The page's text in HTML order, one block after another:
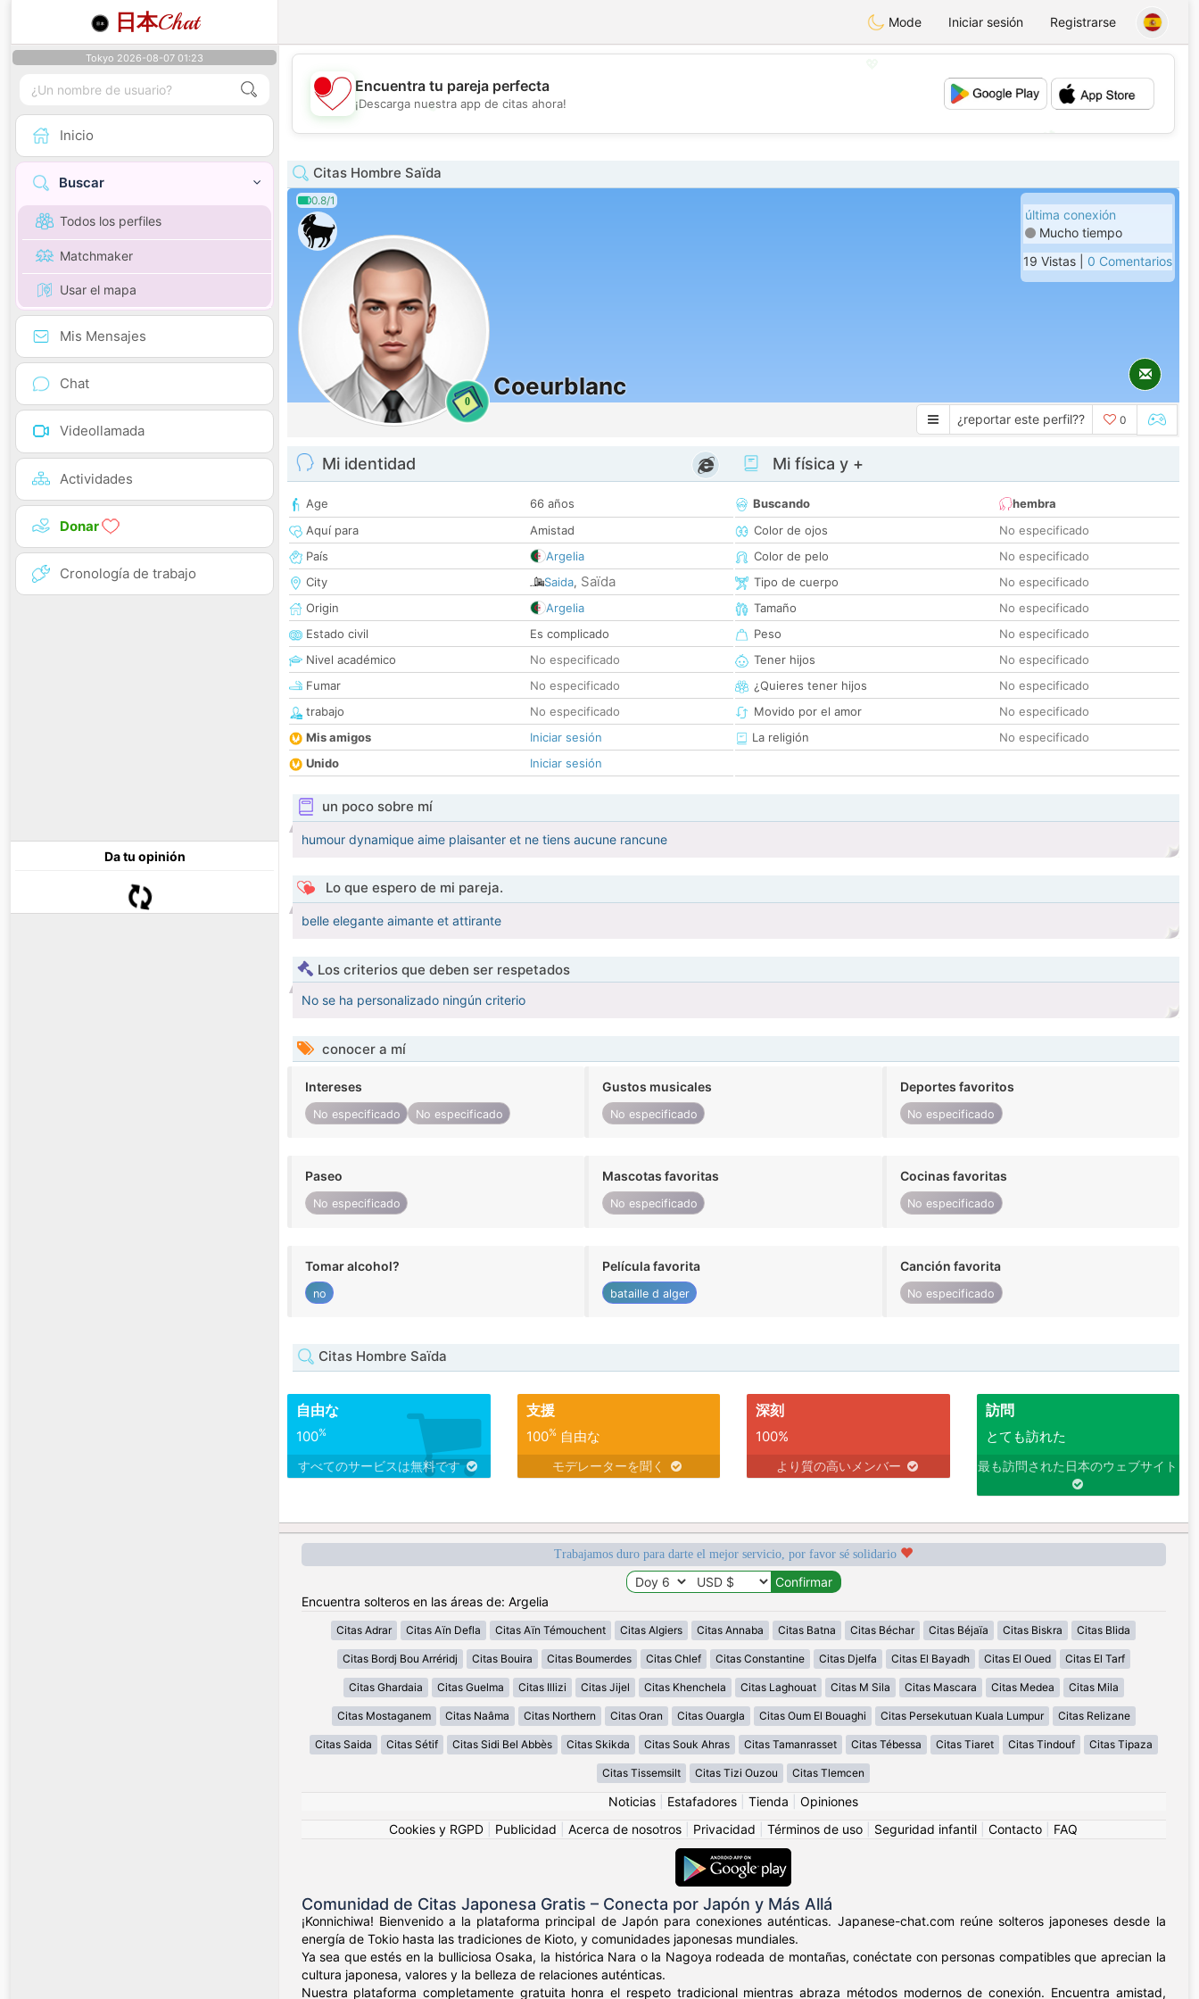
日本Chat Mode Iniciar sesión Registrarse
Tokyo 2026-08-07 01:23
Inicio
Buscar
Todos los perfiles
Matchmaker
Usar el mapa
Mis Mensajes
Chat
Videollamada
Actividades
Donar
Cronología de trabajo
Da tu opinión
💖
💕
Encuentra tu pareja perfecta
¡Descarga nuestra app de citas ahora!
Citas Hombre Saïda
0.8/1
0
Coeurblanc
última conexión
Mucho tiempo
19 Vistas | 0 Comentarios
¿reportar este perfil?? 0
Mi identidad
Age
66 años
Aquí para
Amistad
País
Argelia
City
Saida, Saïda
Origin
Argelia
Estado civil
Es complicado
Nivel académico
No especificado
Fumar
No especificado
trabajo
No especificado
Mis amigos
Iniciar sesión
Unido
Iniciar sesión
Mi física y +
Buscando
hembra
Color de ojos
No especificado
Color de pelo
No especificado
Tipo de cuerpo
No especificado
Tamaño
No especificado
Peso
No especificado
Tener hijos
No especificado
¿Quieres tener hijos
No especificado
Movido por el amor
No especificado
La religión
No especificado
un poco sobre mí
humour dynamique aime plaisanter et ne tiens aucune rancune
Lo que espero de mi pareja.
belle elegante aimante et attirante
Los criterios que deben ser respetados
No se ha personalizado ningún criterio
conocer a mí
Intereses
No especificado No especificado
Gustos musicales
No especificado
Deportes favoritos
No especificado
Paseo
No especificado
Mascotas favoritas
No especificado
Cocinas favoritas
No especificado
Tomar alcohol?
no
Película favorita
bataille d alger
Canción favorita
No especificado
Citas Hombre Saïda
自由な
100%
すべてのサービスは無料です
支援
100%自由な
モデレーターを聞く
深刻
100%
より質の高いメンバー
訪問
とても訪れた
最も訪問された日本のウェブサイト
Trabajamos duro para darte el mejor servicio, por favor sé solidario
Encuentra solteros en las áreas de: Argelia
Citas Adrar Citas Aïn Defla Citas Aïn Témouchent Citas Algiers Citas Annaba Citas Batna Citas Béchar Citas Béjaïa Citas Biskra Citas Blida
Citas Bordj Bou Arréridj Citas Bouira Citas Boumerdes Citas Chlef Citas Constantine Citas Djelfa Citas El Bayadh Citas El Oued Citas El Tarf
Citas Ghardaia Citas Guelma Citas Illizi Citas Jijel Citas Khenchela Citas Laghouat Citas M Sila Citas Mascara Citas Medea Citas Mila
Citas Mostaganem Citas Naâma Citas Northern Citas Oran Citas Ouargla Citas Oum El Bouaghi Citas Persekutuan Kuala Lumpur Citas Relizane
Citas Saida Citas Sétif Citas Sidi Bel Abbès Citas Skikda Citas Souk Ahras Citas Tamanrasset Citas Tébessa Citas Tiaret Citas Tindouf Citas Tipaza
Citas Tissemsilt Citas Tizi Ouzou Citas Tlemcen
Noticias Estafadores Tienda
Opiniones
Cookies y RGPD
Publicidad Acerca de nosotros Privacidad Términos de uso Seguridad infantil Contacto FAQ
Comunidad de Citas Japonesa Gratis – Conecta por Japón y Más Allá
¡Konnichiwa! Bienvenido a la plataforma principal de Japón para conexiones auténticas. Japanese-chat.com reúne solteros japoneses desde la
energía de Tokio hasta las tradiciones de Kioto, y comunidades japonesas mundiales.
Ya sea que estés en la bulliciosa Osaka, la histórica Nara o la Nagoya rodeada de montañas, conéctate con personas compatibles que aprecian la
cultura japonesa, valores y la belleza de relaciones auténticas.
Nuestra plataforma completamente gratuita honra el respeto tradicional mientras abraza métodos modernos de conexión. Encuentra amistad,